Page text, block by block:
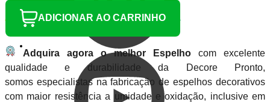
ADICIONAR AO CARRINHO
Adquira agora o melhor Espelho com excelente
qualidade e durabilidade da Decore Pronto,
somos especialistas na fabricação de espelhos decorativos
com maior resistência a umidade e oxidação, inclusive em